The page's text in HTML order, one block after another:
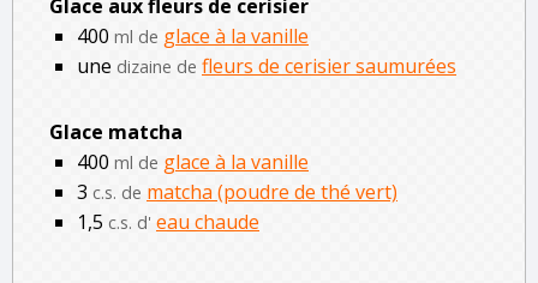
Glace aux fleurs de cerisier
400 ml de glace à la vanille
une dizaine de fleurs de cerisier saumurées
Glace matcha
400 ml de glace à la vanille
3 c.s. de matcha (poudre de thé vert)
1,5 c.s. d' eau chaude